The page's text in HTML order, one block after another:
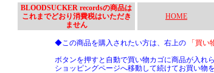
BLOODSUCKER recordsの商品は
これまでどおり消費税はいただき
ません
HOME
◆この商品を購入されたい方は、右上の 「買い
ボタンを押すと自動で買い物カゴに商品が入れ
ショッピングページへ移動して続けてお買い物